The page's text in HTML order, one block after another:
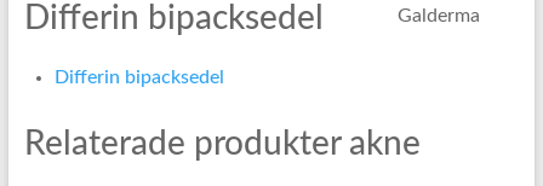
Differin bipacksedel
Differin bipacksedel
Relaterade produkter akne